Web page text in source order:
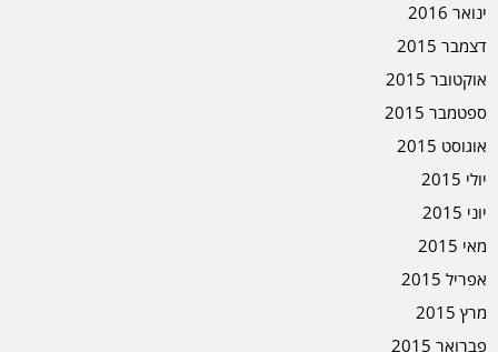
ינואר 2016
דצמבר 2015
אוקטובר 2015
ספטמבר 2015
אוגוסט 2015
יולי 2015
יוני 2015
מאי 2015
אפריל 2015
מרץ 2015
פברואר 2015